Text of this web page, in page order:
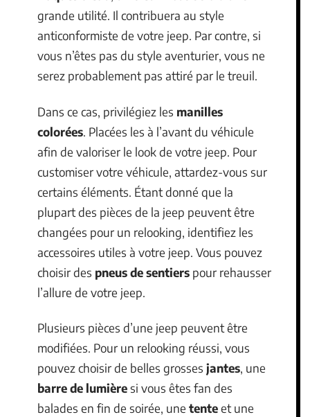
grande utilité. Il contribuera au style
anticonformiste de votre jeep. Par contre, si
vous n’êtes pas du style aventurier, vous ne
serez probablement pas attiré par le treuil.
Dans ce cas, privilégiez les manilles
colorées. Placées les à l’avant du véhicule
afin de valoriser le look de votre jeep. Pour
customiser votre véhicule, attardez-vous sur
certains éléments. Étant donné que la
plupart des pièces de la jeep peuvent être
changées pour un relooking, identifiez les
accessoires utiles à votre jeep. Vous pouvez
choisir des pneus de sentiers pour rehausser
l’allure de votre jeep.
Plusieurs pièces d’une jeep peuvent être
modifiées. Pour un relooking réussi, vous
pouvez choisir de belles grosses jantes, une
barre de lumièresi vous êtes fan des
balades en fin de soirée, une tenteet une